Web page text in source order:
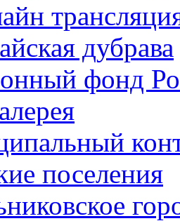
дубрава
фонд
поселения